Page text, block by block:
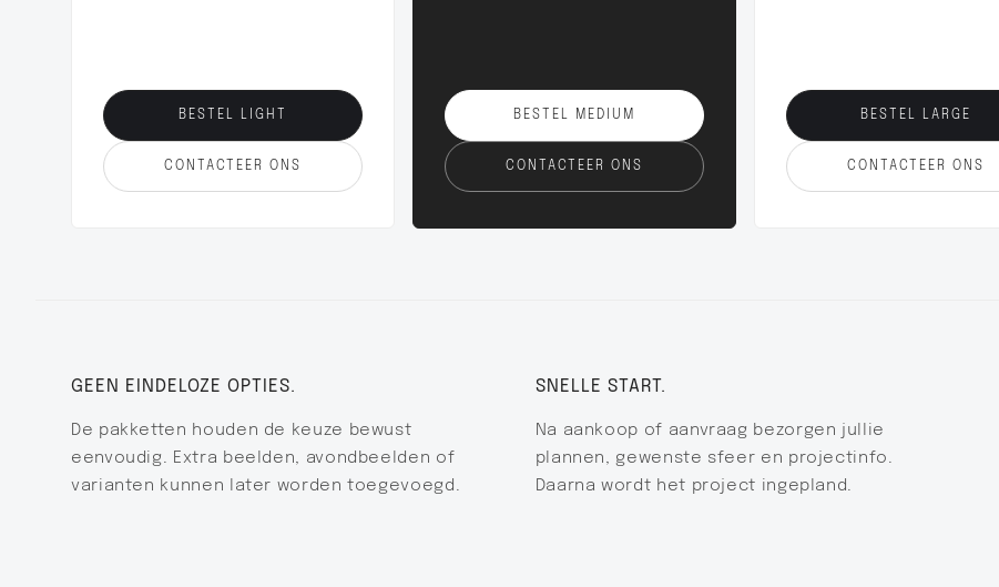
BESTEL LIGHT
CONTACTEER ONS
BESTEL MEDIUM
CONTACTEER ONS
BESTEL LARGE
CONTACTEER ONS
GEEN EINDELOZE OPTIES.
De pakketten houden de keuze bewust
eenvoudig. Extra beelden, avondbeelden of
varianten kunnen later worden toegevoegd.
SNELLE START.
Na aankoop of aanvraag bezorgen jullie
plannen, gewenste sfeer en projectinfo.
Daarna wordt het project ingepland.